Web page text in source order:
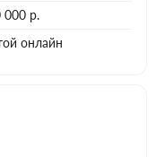
000 р.
онлайн